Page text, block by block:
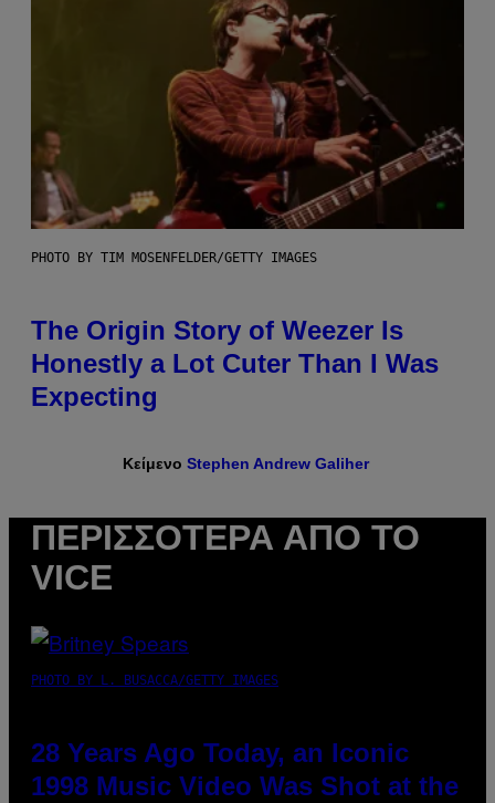
PHOTO BY TIM MOSENFELDER/GETTY IMAGES
The Origin Story of Weezer Is
Honestly a Lot Cuter Than I Was
Expecting
Κείμενο Stephen Andrew Galiher
ΠΕΡΙΣΣΌΤΕΡΑ ΑΠΌ ΤΟ
VICE
PHOTO BY L. BUSACCA/GETTY IMAGES
28 Years Ago Today, an Iconic
1998 Music Video Was Shot at the